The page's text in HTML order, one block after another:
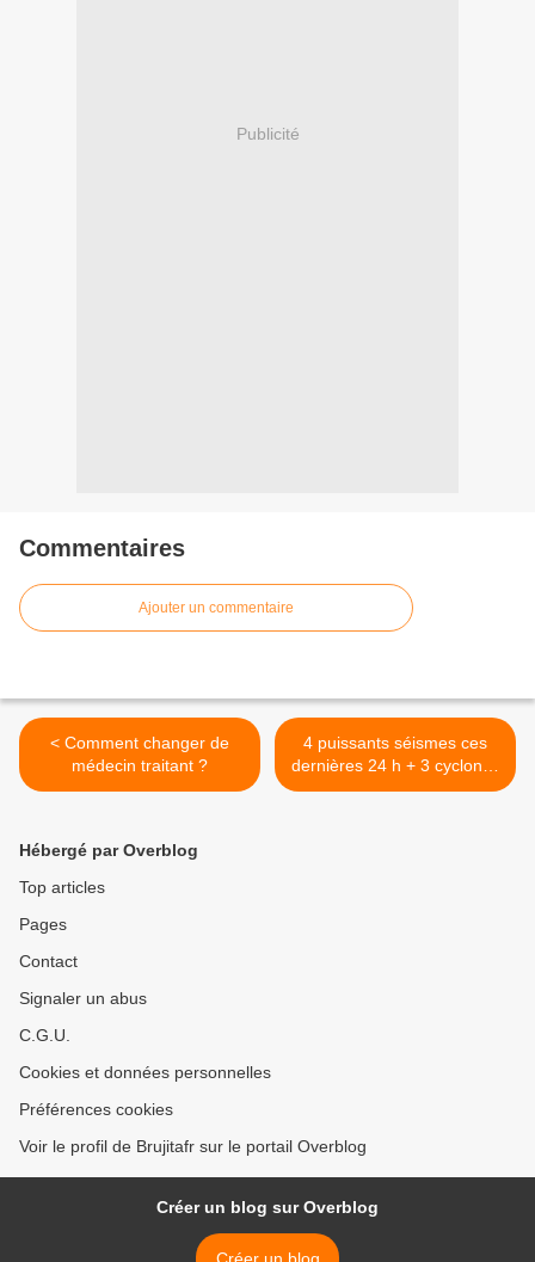
Publicité
Commentaires
Ajouter un commentaire
< Comment changer de
médecin traitant ?
4 puissants séismes ces
dernières 24 h + 3 cyclones
simultanés (Florence, Isaac
Hébergé par Overblog
Top articles
Pages
Contact
Signaler un abus
C.G.U.
Cookies et données personnelles
Préférences cookies
Voir le profil de Brujitafr sur le portail Overblog
Créer un blog sur Overblog
Créer un blog